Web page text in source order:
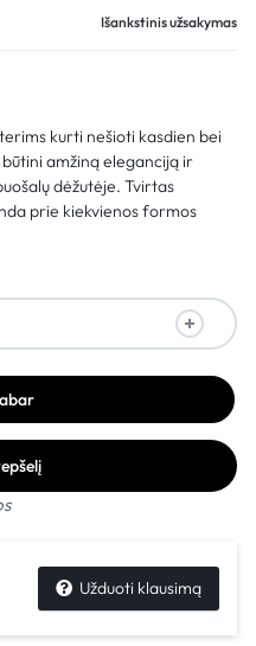
Išankstinis užsakymas
kurti nešioti kasdien bei
amžiną eleganciją ir
dėžutėje. Tvirtas
prie kiekvienos formos
Užduoti klausimą